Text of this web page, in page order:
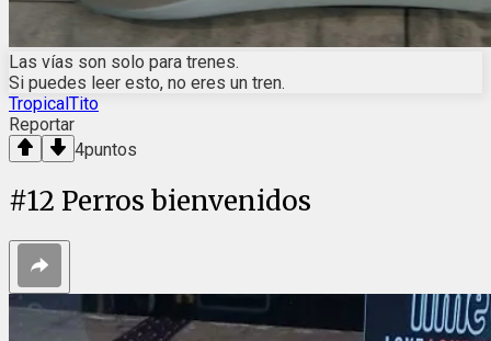
Las vías son solo para trenes.
Si puedes leer esto, no eres un tren.
TropicalTito
Reportar
4puntos
#12 Perros bienvenidos